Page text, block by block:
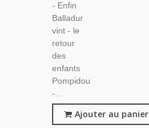
- Enfin
Balladur
vint - le
retour
des
enfants
Pompidou
-...
Ajouter au panier